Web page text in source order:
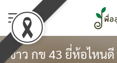
content
ข้าว กข 43 ยี่ห้อไหน